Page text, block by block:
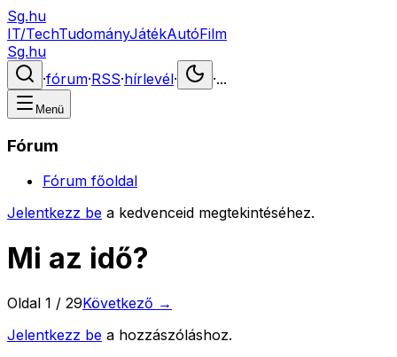
Sg.hu
IT/TechTudományJátékAutóFilm
Sg.hu
·fórum·RSS·hírlevél· ·...
Menü
Fórum
Fórum főoldal
Jelentkezz be a kedvenceid megtekintéséhez.
Mi az idő?
Oldal 1 / 29Következő →
Jelentkezz be a hozzászóláshoz.